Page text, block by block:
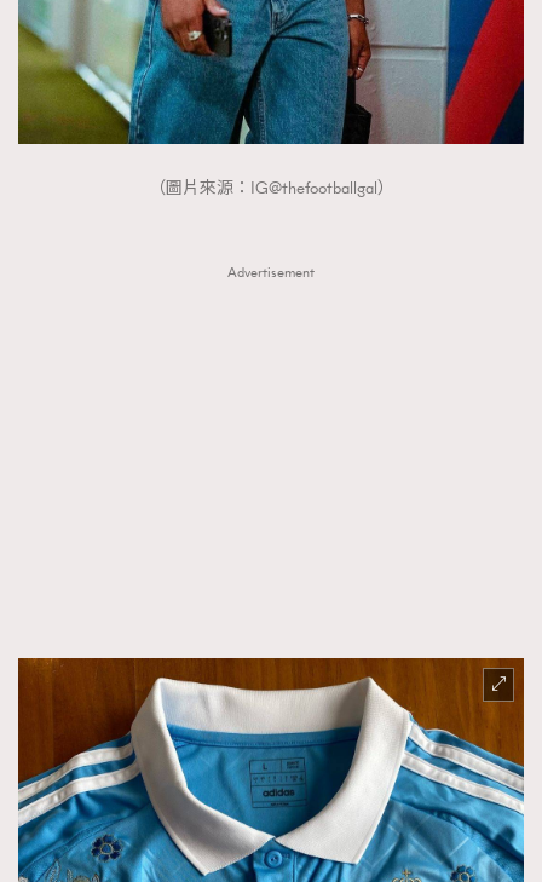
（圖片來源：IG@thefootballgal）
Advertisement